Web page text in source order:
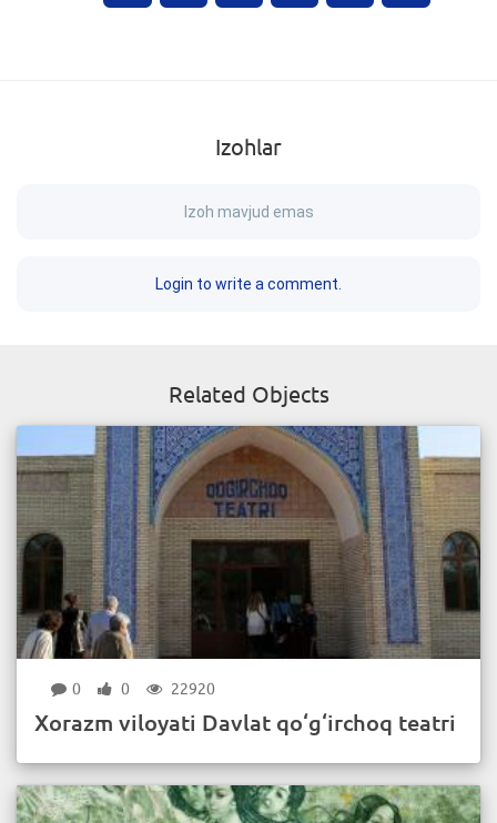
Izohlar
Izoh mavjud emas
Login to write a comment.
Related Objects
0 0 22920
Xorazm viloyati Davlat qo‘g‘irchoq teatri